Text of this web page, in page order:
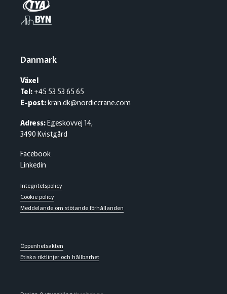
Danmark
Växel
Tel:+45 53 53 65 65
E-post:kran.dk@nordiccrane.com
Adress:Egeskovvej 14,
3490 Kvistgård
Facebook
Linkedin
Integritetspolicy
Cookie policy
Meddelande om stötande förhållanden
Öppenhetsakten
Etiska riktlinjer och hållbarhet